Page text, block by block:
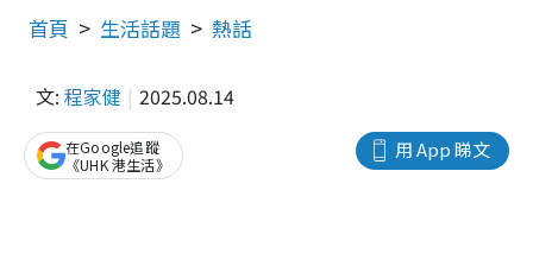
首頁 生活話題 熱話
文: 程家健 2025.08.14
用 App 睇文
在Google追蹤
《UHK 港生活》